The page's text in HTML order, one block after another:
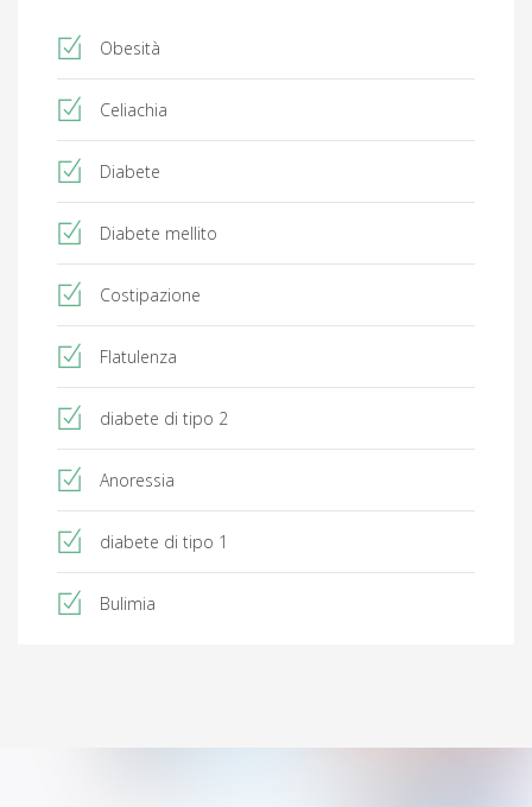
Obesità
Celiachia
Diabete
Diabete mellito
Costipazione
Flatulenza
diabete di tipo 2
Anoressia
diabete di tipo 1
Bulimia